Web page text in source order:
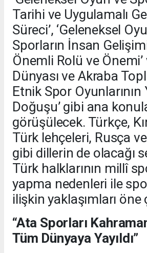
Tarihi ve Uygulamalı
Süreci’, ‘Geleneksel
Sporların İnsan
Önemli Rolü ve Önemi’
Dünyası ve Akraba
Etnik Spor Oyunlarının
Doğuşu’ gibi ana
görüşülecek. Türkçe,
Türk lehçeleri, Rusça
gibi dillerin de olacağı
Türk halklarının millî
yapma nedenleri ile
ilişkin yaklaşımları öne
“Ata Sporları
Tüm Dünyaya Yayıldı”